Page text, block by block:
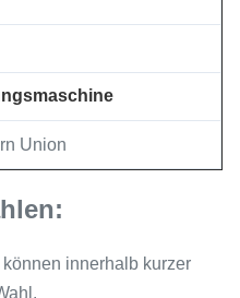
Union
innerhalb kurzer